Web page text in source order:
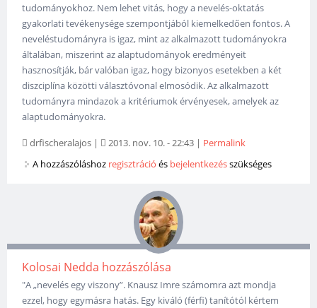
tudományokhoz. Nem lehet vitás, hogy a nevelés-oktatás
gyakorlati tevékenysége szempontjából kiemelkedően fontos. A
neveléstudományra is igaz, mint az alkalmazott tudományokra
általában, miszerint az alaptudományok eredményeit
hasznosítják, bár valóban igaz, hogy bizonyos esetekben a két
diszciplína közötti választóvonal elmosódik. Az alkalmazott
tudományra mindazok a kritériumok érvényesek, amelyek az
alaptudományokra.
drfischeralajos | 2013. nov. 10. - 22:43 | Permalink
A hozzászóláshoz regisztráció és bejelentkezésszükséges
Kolosai Nedda hozzászólása
"A „nevelés egy viszony”. Knausz Imre számomra azt mondja
ezzel, hogy egymásra hatás. Egy kiváló (férfi) tanítótól kértem